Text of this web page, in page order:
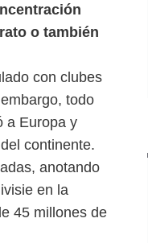
o también
con clubes
todo
a Europa y
continente.
anotando
en la
45 millones de